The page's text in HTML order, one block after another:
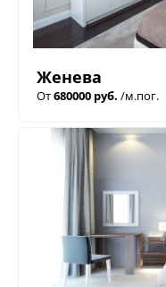
Женева
От680000 руб. /м.пог.